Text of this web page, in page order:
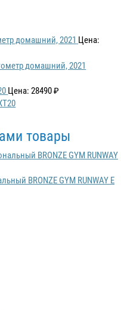
домашний, 2021 Цена:
Цена: 28490 ₽
товары
BRONZE GYM RUNWAY E